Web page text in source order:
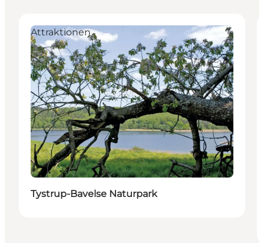
Attraktionen
Tystrup-Bavelse Naturpark